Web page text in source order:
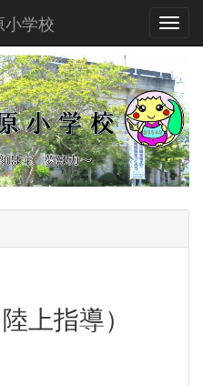
小学校
上指導）